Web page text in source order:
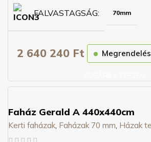
FALVASTAGSÁG 70mm
2 640 240 Ft
Faház Gerald A 440x440cm
Kerti faházak Faházak 70 mm Házak